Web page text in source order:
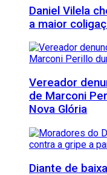
Daniel Vilela
a maior
Vereador
de Marconi
Nova Glória
Diante de